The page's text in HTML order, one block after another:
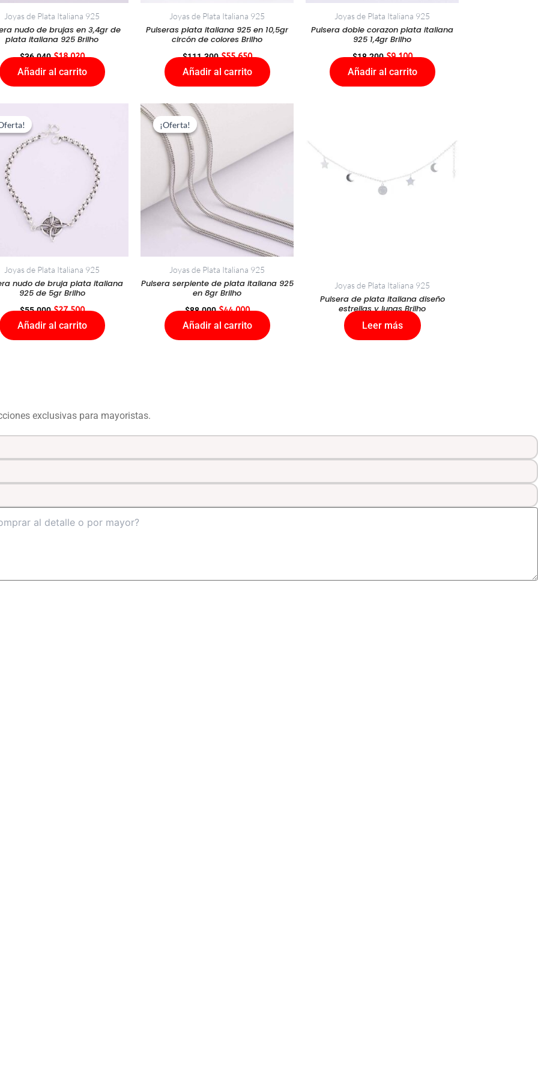
Joyas de Plata Italiana 925
nudo de brujas en 3,4gr de
plata italiana 925 Brilho
$36.040 $18.020
Añadir al carrito
Joyas de Plata Italiana 925
Pulseras plata italiana 925 en 10,5gr
circón de colores Brilho
$111.300 $55.650
Añadir al carrito
Joyas de Plata Italiana 925
Pulsera doble corazon plata italiana
925 1,4gr Brilho
$18.200 $9.100
Añadir al carrito
Joyas de Plata Italiana 925
nudo de bruja plata italiana
925 de 5gr Brilho
$55.000
original
era:
$55.000.
$27.500
$27.500.
Añadir al carrito
¡Oferta!
¡Oferta!
Joyas de Plata Italiana 925
Pulsera serpiente de plata italiana 925
en 8gr Brilho
$88.000
$88.000.
$44.000
$44.000.
Añadir al carrito
Joyas de Plata Italiana 925
Pulsera de plata italiana diseño
estrellas y lunas Brilho
Leer más
exclusivas para mayoristas.